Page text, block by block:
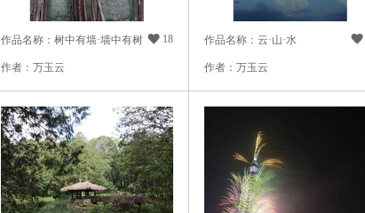
作品名称：树中有墙·墙中有树  18
作者：万玉云
作品名称：云·山·水 
作者：万玉云